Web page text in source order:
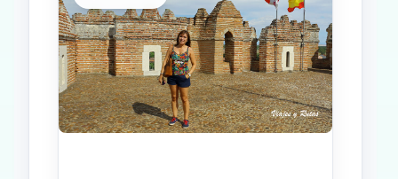
InicioParadas intermedias
Final